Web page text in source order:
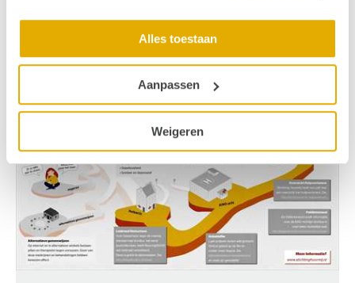
Alles toestaan
Aanpassen
Weigeren
Hoe klinkt tinnitus?